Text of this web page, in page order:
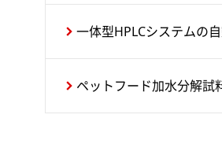
一体型HPLCシステムの
ペットフード加水分解試